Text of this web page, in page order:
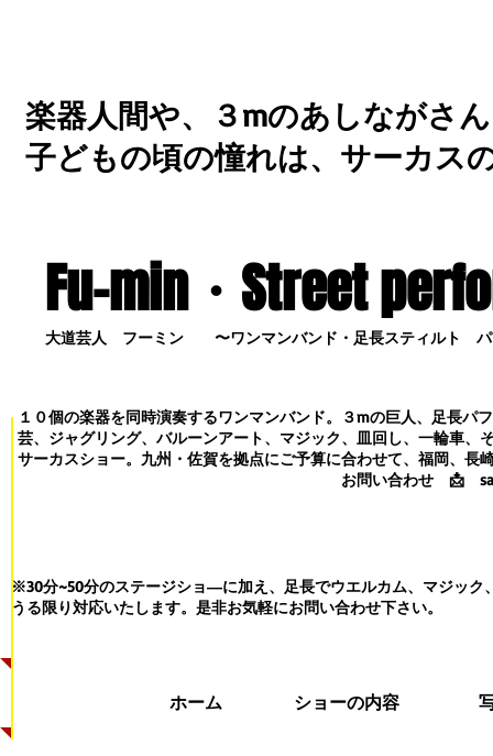
楽器人間や、３mのあしながさ
子どもの頃の憧れは、サーカス
Fu-min・Street
大道芸人 フーミン 〜ワンマンバンド・足長スティルト パ
１０個の楽器を同時演奏するワンマンバンド。３mの巨人、足長パ
芸、ジャグリング、バルーンアート、マジック、皿回し、一輪車、
サーカスショー。九州・佐賀を拠点にご予算に合わせて、福岡、長
お問い合わせ 📩
※30分~50分のステージショ―に加え、足長でウエルカム、マジック
うる限り対応いたします。 是非お気軽にお問い合わせ下さい。
ホーム ショーの内容